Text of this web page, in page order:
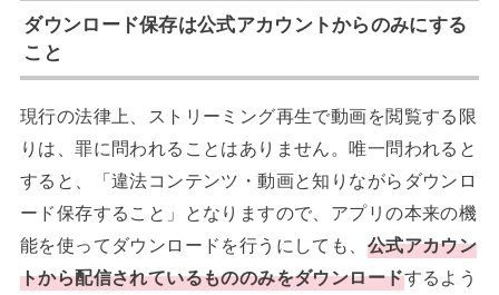
ダウンロード保存は公式アカウントからのみにする
こと
現行の法律上、ストリーミング再生で動画を閲覧する限
りは、罪に問われることはありません。唯一問われると
すると、「違法コンテンツ・動画と知りながらダウンロ
ード保存すること」となりますので、アプリの本来の機
能を使ってダウンロードを行うにしても、 公式アカウン
トから配信されているもののみをダウンロードするよう